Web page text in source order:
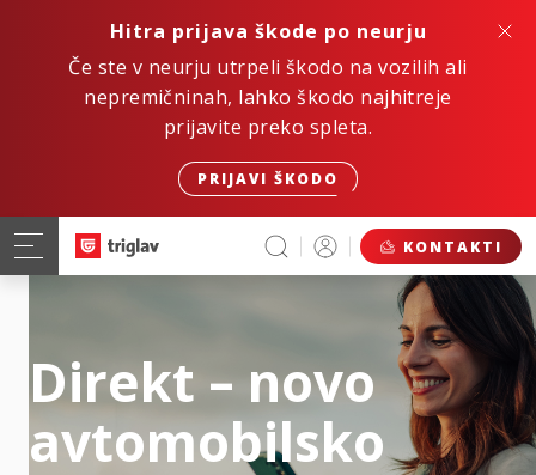
Hitra prijava škode po neurju
Če ste v neurju utrpeli škodo na vozilih ali
nepremičninah, lahko škodo najhitreje
prijavite preko spleta.
PRIJAVI ŠKODO
KONTAKTI
Direkt – novo
avtomobilsko